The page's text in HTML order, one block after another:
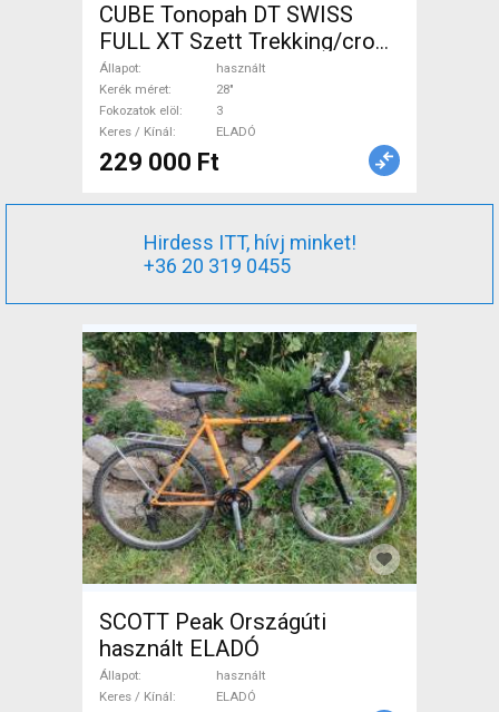
CUBE Tonopah DT SWISS
FULL XT Szett Trekking/cross
tárcsafék használt ELADÓ
Állapot
használt
Kerék méret
28"
Fokozatok elöl
3
Keres / Kínál
ELADÓ
229 000 Ft
Hirdess ITT, hívj minket!
+36 20 319 0455
SCOTT Peak Országúti
használt ELADÓ
Állapot
használt
Keres / Kínál
ELADÓ